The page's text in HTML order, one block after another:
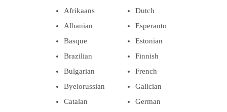
Afrikaans
Albanian
Basque
Brazilian
Bulgarian
Byelorussian
Catalan
Dutch
Esperanto
Estonian
Finnish
French
Galician
German